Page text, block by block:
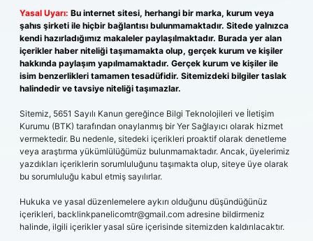
Yasal Uyarı: Bu internet sitesi, herhangi bir marka, kurum veya
şahıs şirketi ile hiçbir bağlantısı bulunmamaktadır. Sitede yalnızca
kendi hazırladığımız makaleler paylaşılmaktadır. Burada yer alan
içerikler haber niteliği taşımamakta olup, gerçek kurum ve kişiler
hakkında paylaşım yapılmamaktadır. Gerçek kurum ve kişiler ile
isim benzerlikleri tamamen tesadüfidir. Sitemizdeki bilgiler taslak
halindedir ve tavsiye niteliği taşımazlar.
Sitemiz, 5651 Sayılı Kanun gereğince Bilgi Teknolojileri ve İletişim
Kurumu (BTK) tarafından onaylanmış bir Yer Sağlayıcı olarak hizmet
vermektedir. Bu nedenle, sitedeki içerikleri proaktif olarak denetleme
veya araştırma yükümlülüğümüz bulunmamaktadır. Ancak, üyelerimiz
yazdıkları içeriklerin sorumluluğunu taşımakta olup, siteye üye olarak
bu sorumluluğu kabul etmiş sayılırlar.
Hukuka ve yasal düzenlemelere aykırı olduğunu düşündüğünüz
içerikleri, backlinkpanelicomtr@gmail.com adresine bildirmeniz
halinde, ilgili içerikler yasal süre içerisinde sitemizden kaldırılacaktır.